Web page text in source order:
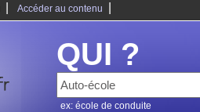
Accéder au contenu
QUI ?
ex: école de conduite